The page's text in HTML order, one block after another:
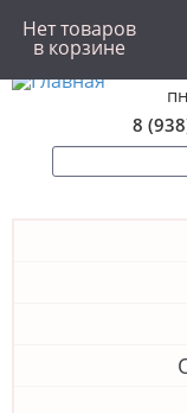
к
Нет товаров
в корзине
8